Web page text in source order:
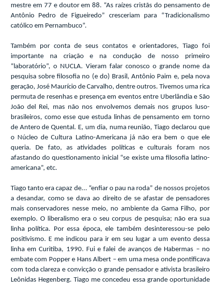
mestre em 77 e doutor em 88. “As raízes cristãs do pensamento de
Antônio Pedro de Figueiredo” cresceriam para “Tradicionalismo
católico em Pernambuco”.
Também por conta de seus contatos e orientadores, Tiago foi
importante na criação e na condução de nosso primeiro
“laboratório”, o NUCLA. Vieram falar conosco o grande nome da
pesquisa sobre filosofia no (e do) Brasil, Antônio Paim e, pela nova
geração, José Maurício de Carvalho, dentre outros. Tivemos uma rica
permuta de resenhas e presença em eventos entre Uberlândia e São
João del Rei, mas não nos envolvemos demais nos grupos luso-
brasileiros, como esse que estuda linhas de pensamento em torno
de Antero de Quental. E, um dia, numa reunião, Tiago declarou que
o Núcleo de Cultura Latino-Americana já não era bem o que ele
queria. De fato, as atividades políticas e culturais foram nos
afastando do questionamento inicial “se existe uma filosofia latino-
americana”, etc.
Tiago tanto era capaz de... “enfiar o pau na roda” de nossos projetos
a desandar, como se dava ao direito de se afastar de pensadores
mais conservadores nesse meio, no ambiente da Gama Filho, por
exemplo. O liberalismo era o seu corpus de pesquisa; não era sua
linha política. Por essa época, ele também desinteressou-se pelo
positivismo. E me indicou para ir em seu lugar a um evento dessa
linha em Curitiba, 1990. Fui e falei de avanços de Habermas – no
embate com Popper e Hans Albert – em uma mesa onde pontificava
com toda clareza e convicção o grande pensador e ativista brasileiro
Leônidas Hegenberg. Tiago me concedeu essa grande oportunidade